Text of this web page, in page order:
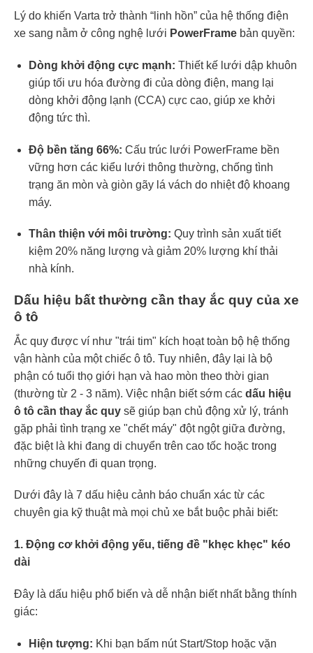
Lý do khiến Varta trở thành “linh hồn” của hệ thống điện
xe sang nằm ở công nghệ lưới PowerFrame bản quyền:
Dòng khởi động cực mạnh: Thiết kế lưới dập khuôn
giúp tối ưu hóa đường đi của dòng điện, mang lại
dòng khởi động lạnh (CCA) cực cao, giúp xe khởi
động tức thì.
Độ bền tăng 66%: Cấu trúc lưới PowerFrame bền
vững hơn các kiểu lưới thông thường, chống tình
trạng ăn mòn và giòn gãy lá vách do nhiệt độ khoang
máy.
Thân thiện với môi trường: Quy trình sản xuất tiết
kiệm 20% năng lượng và giảm 20% lượng khí thải
nhà kính.
Dấu hiệu bất thường cần thay ắc quy của xe
ô tô
Ắc quy được ví như "trái tim" kích hoạt toàn bộ hệ thống
vận hành của một chiếc ô tô. Tuy nhiên, đây lại là bộ
phận có tuổi thọ giới hạn và hao mòn theo thời gian
(thường từ 2 - 3 năm). Việc nhận biết sớm các dấu hiệu
ô tô cần thay ắc quy sẽ giúp bạn chủ động xử lý, tránh
gặp phải tình trạng xe "chết máy" đột ngột giữa đường,
đặc biệt là khi đang di chuyển trên cao tốc hoặc trong
những chuyến đi quan trọng.
Dưới đây là 7 dấu hiệu cảnh báo chuẩn xác từ các
chuyên gia kỹ thuật mà mọi chủ xe bắt buộc phải biết:
1. Động cơ khởi động yếu, tiếng đề "khẹc khẹc" kéo
dài
Đây là dấu hiệu phổ biến và dễ nhận biết nhất bằng thính
giác:
Hiện tượng: Khi bạn bấm nút Start/Stop hoặc vặn